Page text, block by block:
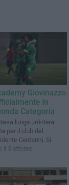
Giovinazzo
in
Categoria
lunga un'intera
per il club del
Centanni. Si
il 5 ottobre